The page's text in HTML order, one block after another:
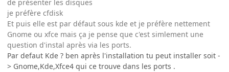
de présenter les disques
je préfère cfdisk
Et puis elle est par défaut sous kde et je préfère nettement
Gnome ou xfce mais ça je pense que c'est simlement une
question d'instal après via les ports.
Par defaut Kde ? ben après l'installation tu peut installer soit -
> Gnome,Kde,Xfce4 qui ce trouve dans les ports .